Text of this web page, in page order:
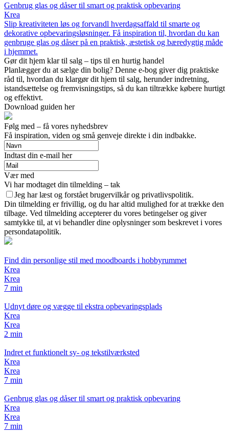
Genbrug glas og dåser til smart og praktisk opbevaring
Krea
Slip kreativiteten løs og forvandl hverdagsaffald til smarte og
dekorative opbevaringsløsninger. Få inspiration til, hvordan du kan
genbruge glas og dåser på en praktisk, æstetisk og bæredygtig måde
i hjemmet.
Gør dit hjem klar til salg – tips til en hurtig handel
Planlægger du at sælge din bolig? Denne e-bog giver dig praktiske
råd til, hvordan du klargør dit hjem til salg, herunder indretning,
istandsættelse og fremvisningstips, så du kan tiltrække købere hurtigt
og effektivt.
Download guiden her
Følg med – få vores nyhedsbrev
Få inspiration, viden og små genveje direkte i din indbakke.
Indtast din e-mail her
Vær med
Vi har modtaget din tilmelding – tak
Jeg har læst og forstået brugervilkår og privatlivspolitik.
Din tilmelding er frivillig, og du har altid mulighed for at trække den
tilbage. Ved tilmelding accepterer du vores betingelser og giver
samtykke til, at vi behandler dine oplysninger som beskrevet i vores
persondatapolitik.
Find din personlige stil med moodboards i hobbyrummet
Krea
Krea
7 min
Udnyt døre og vægge til ekstra opbevaringsplads
Krea
Krea
2 min
Indret et funktionelt sy- og tekstilværksted
Krea
Krea
7 min
Genbrug glas og dåser til smart og praktisk opbevaring
Krea
Krea
7 min